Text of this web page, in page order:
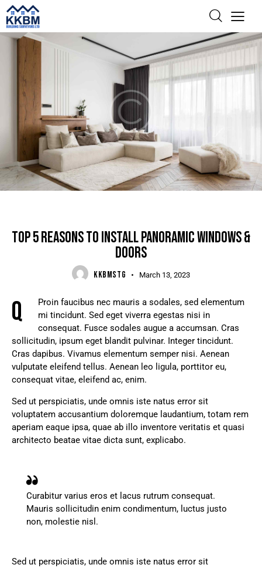
TOP 5 REASONS TO INSTALL PANORAMIC WINDOWS &
DOORS
KKBMSTG March 13, 2023
Q
Proin faucibus nec mauris a sodales, sed elementum
mi tincidunt. Sed eget viverra egestas nisi in
consequat. Fusce sodales augue a accumsan. Cras
sollicitudin, ipsum eget blandit pulvinar. Integer tincidunt.
Cras dapibus. Vivamus elementum semper nisi. Aenean
vulputate eleifend tellus. Aenean leo ligula, porttitor eu,
consequat vitae, eleifend ac, enim.
Sed ut perspiciatis, unde omnis iste natus error sit
voluptatem accusantium doloremque laudantium, totam rem
aperiam eaque ipsa, quae ab illo inventore veritatis et quasi
architecto beatae vitae dicta sunt, explicabo.
Curabitur varius eros et lacus rutrum consequat.
Mauris sollicitudin enim condimentum, luctus justo
non, molestie nisl.
Sed ut perspiciatis, unde omnis iste natus error sit